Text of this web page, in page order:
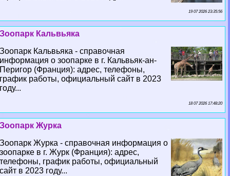
19 07 2026 23:35:56
Зоопарк Кальвьяка
Зоопарк Кальвьяка - справочная
информация о зоопарке в г. Кальвьяк-ан-
Перигор (Франция): адрес, телефоны,
график работы, официальный сайт в 2023
году...
18 07 2026 17:48:20
Зоопарк Журка
Зоопарк Журка - справочная информация о
зоопарке в г. Журк (Франция): адрес,
телефоны, график работы, официальный
сайт в 2023 году...